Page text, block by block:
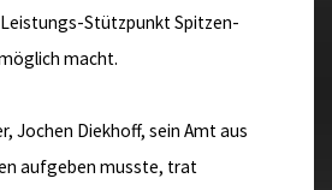
Stützpunkt Spitzen-
macht.
Jochen Diekhoff, sein Amt aus
aufgeben musste, trat